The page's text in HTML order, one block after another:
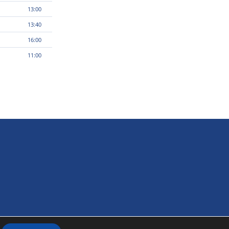
13:00
13:40
16:00
11:00